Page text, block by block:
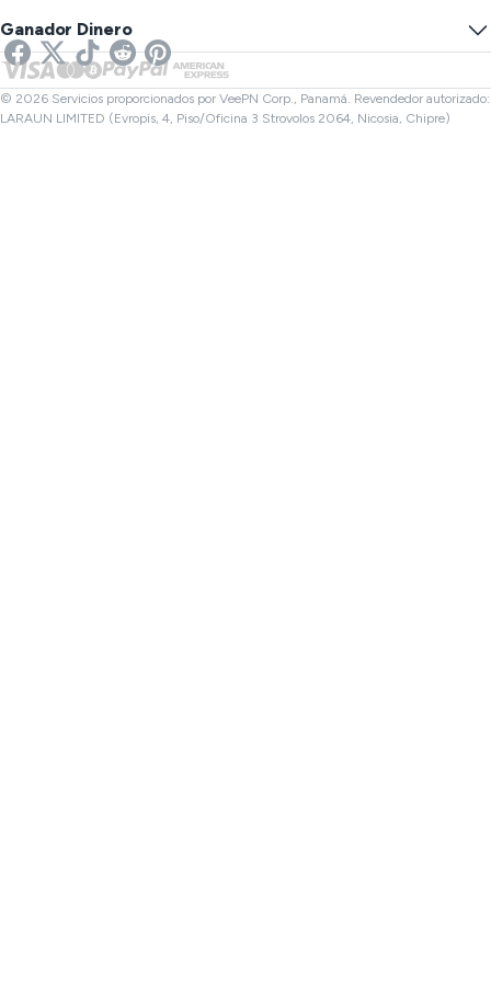
VPN para transmisión
VPN para Netflix
SMS en línea
Verificador de Enlaces
Verificador de archivos
VPN del Reino Unido
VPN de Canadá
VPN de Turquía
Ganador Dinero
Afiliados
© 2026 Servicios proporcionados por VeePN Corp., Panamá. Revendedor autorizado:
LARAUN LIMITED (Evropis, 4, Piso/Oficina 3 Strovolos 2064, Nicosia, Chipre)